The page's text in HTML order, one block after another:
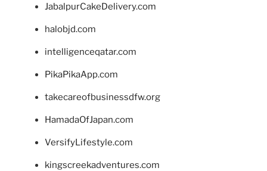
JabalpurCakeDelivery.com
halobjd.com
intelligenceqatar.com
PikaPikaApp.com
takecareofbusinessdfw.org
HamadaOfJapan.com
VersifyLifestyle.com
kingscreekadventures.com